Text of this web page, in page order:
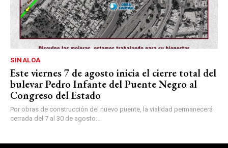
SINALOA
Este viernes 7 de agosto inicia el cierre total del
bulevar Pedro Infante del Puente Negro al
Congreso del Estado
Por obras de construcción del nuevo puente, la vialidad permanecerá
cerrada del 7 al 30 de agosto...